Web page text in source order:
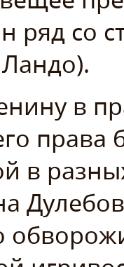
ряд со
в
в